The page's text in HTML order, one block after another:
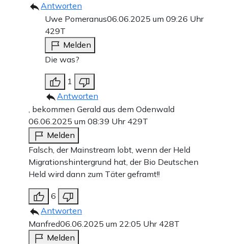
Antworten
Uwe Pomeranus06.06.2025 um 09:26 Uhr
429T
Melden
Die was?
1
Antworten
, bekommen Gerald aus dem Odenwald
06.06.2025 um 08:39 Uhr 429T
Melden
Falsch, der Mainstream lobt, wenn der Held
Migrationshintergrund hat, der Bio Deutschen
Held wird dann zum Täter geframt!!
6
Antworten
Manfred06.06.2025 um 22:05 Uhr 428T
Melden